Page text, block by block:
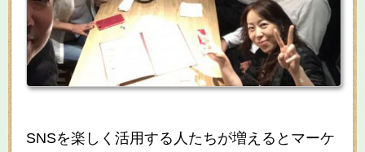
SNSを楽しく活用する人たちが増えるとマーケ